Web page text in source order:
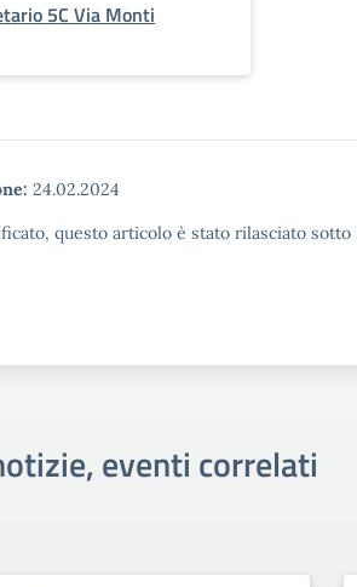
5C Via Monti
24.02.2024
questo articolo è stato rilasciato
eventi correlati